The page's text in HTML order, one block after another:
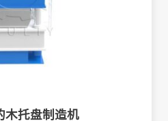
木托盘制造机